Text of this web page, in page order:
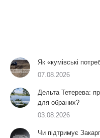
Як «кумівські
07.08.2026
Дельта Тетерева:
для обраних?
03.08.2026
Чи підтримує